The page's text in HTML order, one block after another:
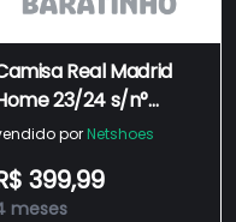
Real Madrid
23/24 s/n°
Adidas
por Netshoes
399,99
meses